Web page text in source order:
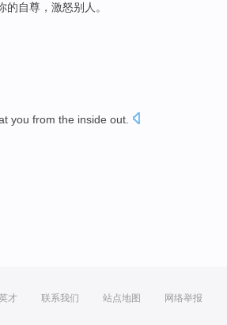
的自尊 ， 激怒别人 。
you from the inside out.
才 联系我们 站点地图 网络举报